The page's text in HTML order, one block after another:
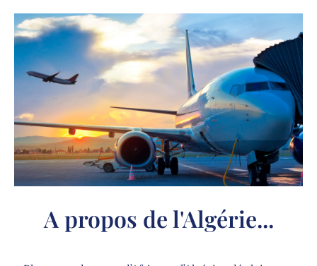
A propos de l'Algérie...